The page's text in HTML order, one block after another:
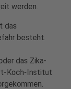
werden.
das
besteht.
das Zika-
Koch-Institut